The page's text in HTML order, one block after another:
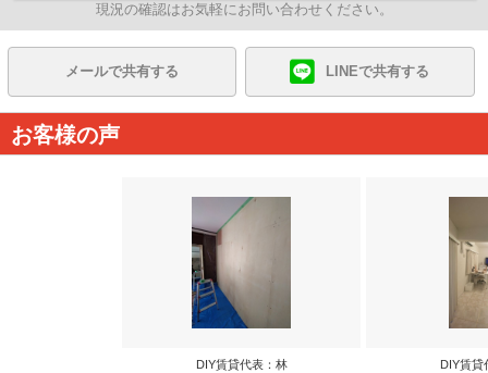
現況の確認はお気軽にお問い合わせください。
メールで共有する LINEで共有する
お客様の声
DIY賃貸代表：林 DIY賃貸